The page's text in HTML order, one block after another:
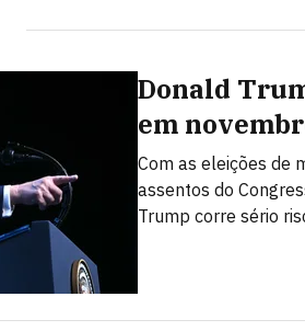
Donald
em
Com as eleições de
assentos do
Trump corre sério